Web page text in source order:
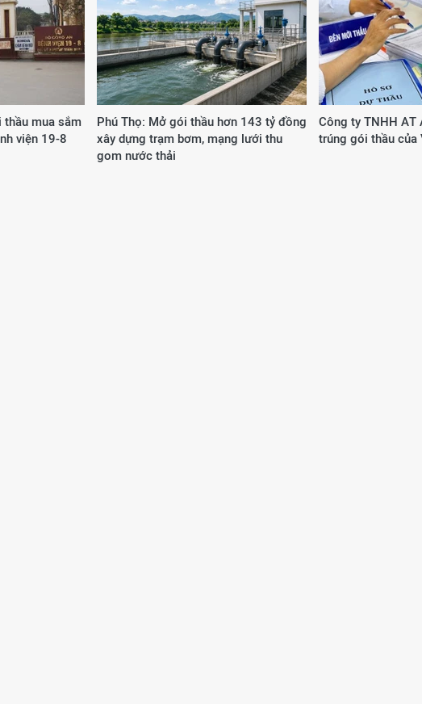
thầu mua sắm
viện 19-8
Phú Thọ: Mở gói thầu hơn 143 tỷ đồng
xây dựng trạm bơm, mạng lưới thu
gom nước thải
Công ty ΤΝΗΗ ΑΤ
trúng gói thầu của